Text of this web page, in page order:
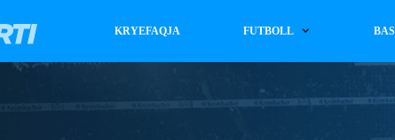
KRYEFAQJA FUTBOLL